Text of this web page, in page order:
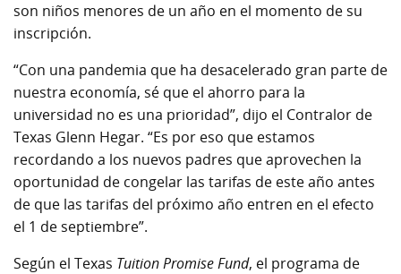
son niños menores de un año en el momento de su
inscripción.
“Con una pandemia que ha desacelerado gran parte de
nuestra economía, sé que el ahorro para la
universidad no es una prioridad”, dijo el Contralor de
Texas Glenn Hegar. “Es por eso que estamos
recordando a los nuevos padres que aprovechen la
oportunidad de congelar las tarifas de este año antes
de que las tarifas del próximo año entren en el efecto
el 1 de septiembre”.
Según el Texas Tuition Promise Fund, el programa de